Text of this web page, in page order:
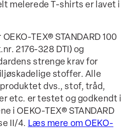
melerede T-shirts er lavet i
TEX® STANDARD 100
2176-328 DTI) og
strenge krav for
stoffer. Alle
dvs., stof, tråd,
etc. er testet og godkendt i
i OEKO-TEX® STANDARD
II/4. Læs mere om OEKO-